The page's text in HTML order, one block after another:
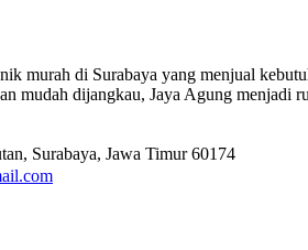
murah di Surabaya yang menjual
mudah dijangkau, Jaya Agung menjadi
Surabaya, Jawa Timur 60174